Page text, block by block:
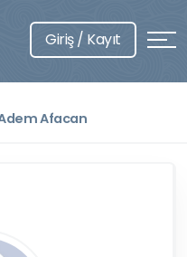
Giriş / Kayıt
Afacan